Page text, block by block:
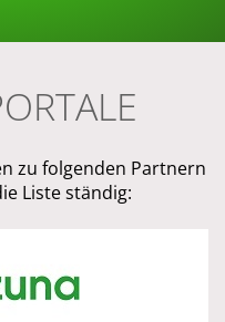
zu folgenden Partnern
Liste ständig: